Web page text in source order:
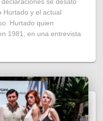
se desató
Hurtado y el actual
Hurtado quien
1981, en una entrevista